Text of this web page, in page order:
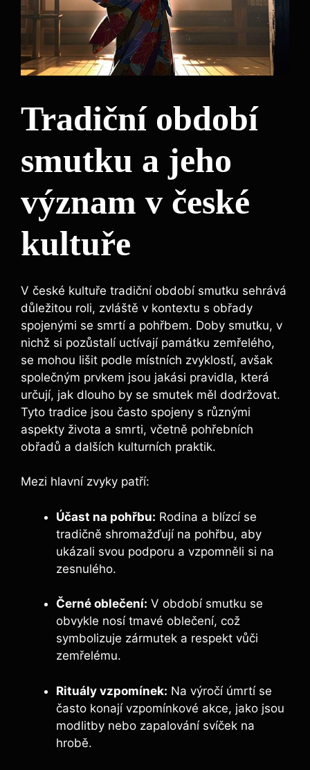
Tradiční období
smutku a jeho
význam v české
kultuře
V české kultuře tradiční období smutku sehrává
důležitou roli, zvláště v kontextu s obřady
spojenými se smrtí a pohřbem. Doby smutku, v
nichž si pozůstalí uctívají památku zemřelého,
se mohou lišit podle místních zvyklostí, avšak
společným prvkem jsou jakási pravidla, která
určují, jak dlouho by se smutek měl dodržovat.
Tyto tradice jsou často spojeny s různými
aspekty života a smrti, včetně pohřebních
obřadů a dalších kulturních praktik.
Mezi hlavní zvyky patří:
Účast na pohřbu: Rodina a blízcí se
tradičně shromažďují na pohřbu, aby
ukázali svou podporu a vzpomněli si na
zesnulého.
Černé oblečení: V období smutku se
obvykle nosí tmavé oblečení, což
symbolizuje zármutek a respekt vůči
zemřelému.
Rituály vzpomínek: Na výročí úmrtí se
často konají vzpomínkové akce, jako jsou
modlitby nebo zapalování svíček na
hrobě.